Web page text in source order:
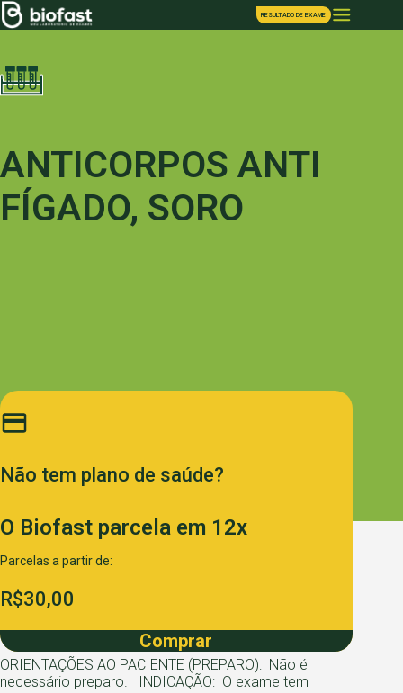
RESULTADO DE EXAME
ANTICORPOS ANTI
FÍGADO, SORO
Não tem plano de saúde?
O Biofast parcela em 12x
Parcelas a partir de:
R$30,00
Comprar
Informações ao paciente e
preparo ANTICORPOS ANTI
ORIENTAÇÕES AO PACIENTE (PREPARO): Não é
necessário preparo. INDICAÇÃO: O exame tem